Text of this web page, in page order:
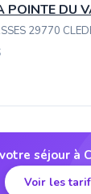
POINTE DU
29770
séjour à
Voir les